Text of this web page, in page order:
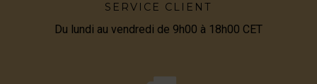
SERVICE CLIENT
Du lundi au vendredi de 9h00 à 18h00 CET